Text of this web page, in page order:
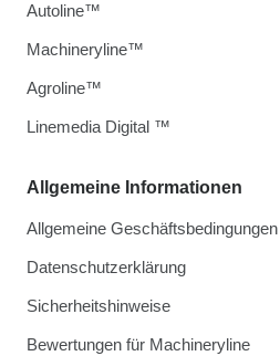
Allgemeine Informationen
Allgemeine Geschäftsbedingungen
Datenschutzerklärung
Sicherheitshinweise
Bewertungen für Machineryline
Autoline™
Machineryline™
Agroline™
Linemedia Digital ™